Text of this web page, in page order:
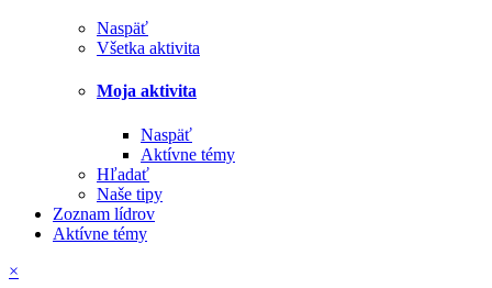
Naspäť
Všetka aktivita
Moja aktivita
Naspäť
Aktívne témy
Hľadať
Naše tipy
Zoznam lídrov
Aktívne témy
×